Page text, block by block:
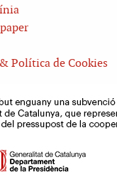
Política de Cookies